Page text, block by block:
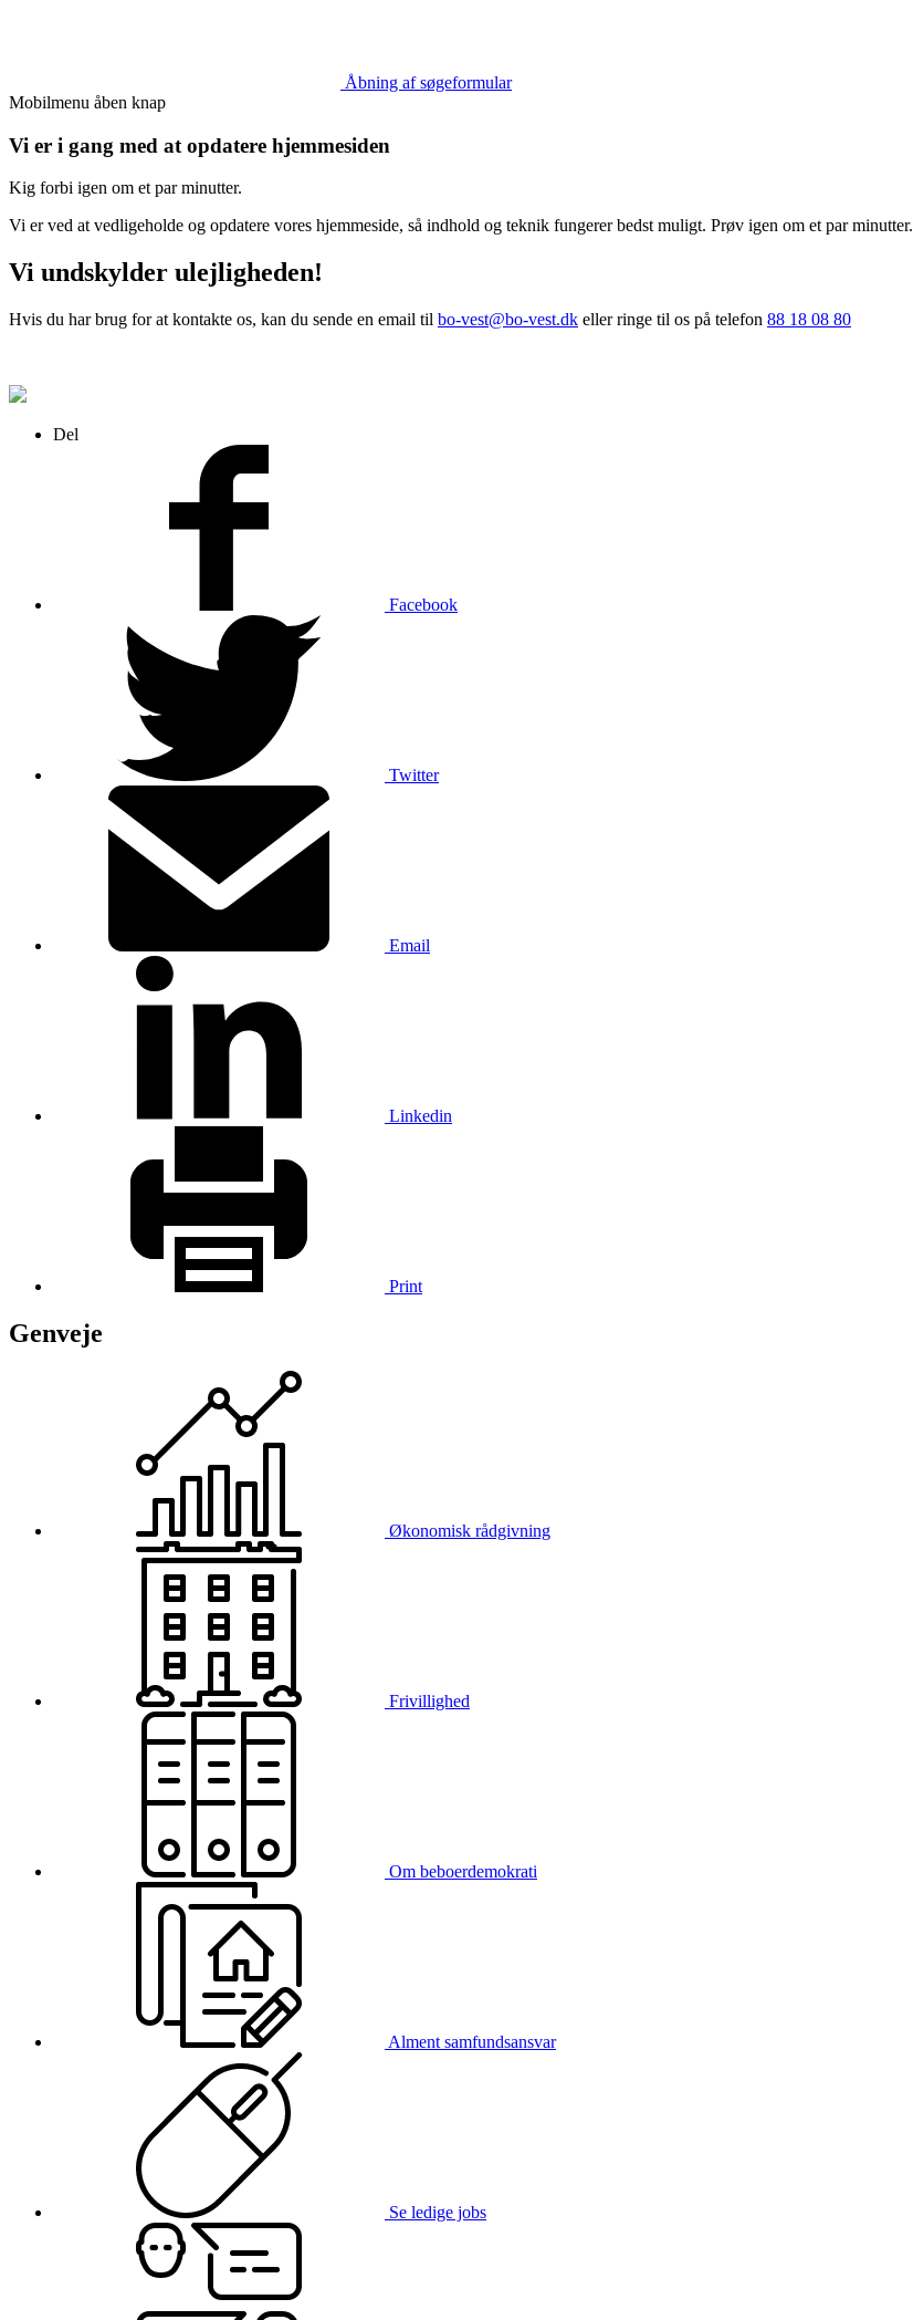
Åbning af søgeformular
Mobilmenu åben knap
Vi er i gang med at opdatere hjemmesiden
Kig forbi igen om et par minutter.
Vi er ved at vedligeholde og opdatere vores hjemmeside, så indhold og teknik fungerer bedst muligt. Prøv igen om et par minutter.
Vi undskylder ulejligheden!
Hvis du har brug for at kontakte os, kan du sende en email til bo-vest@bo-vest.dk eller ringe til os på telefon 88 18 08 80
Del
Facebook
Twitter
Email
Linkedin
Print
Genveje
Økonomisk rådgivning
Frivillighed
Om beboerdemokrati
Alment samfundsansvar
Se ledige jobs